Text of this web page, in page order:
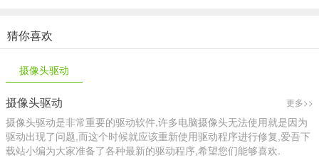
猜你喜欢
摄像头驱动
摄像头驱动 更多>>
摄像头驱动是非常重要的驱动软件,许多电脑摄像头无法使用就是因为
驱动出现了问题,而这个时候就应该重新使用驱动程序进行修复,爱吾下
载站小编为大家准备了各种最新的驱动程序,希望您们能够喜欢.